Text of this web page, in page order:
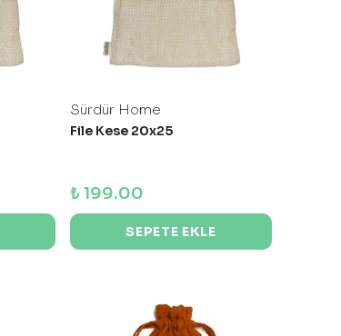
Sürdür Home
File Kese 20x25
₺ 199.00
SEPETE EKLE